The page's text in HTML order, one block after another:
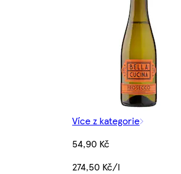
Více z kategorie
54,90 Kč
274,50 Kč/l